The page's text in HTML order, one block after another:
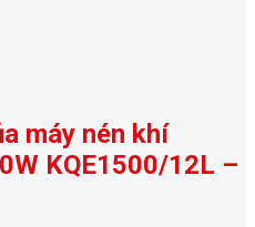
máy nén khí
KQE1500/12L –